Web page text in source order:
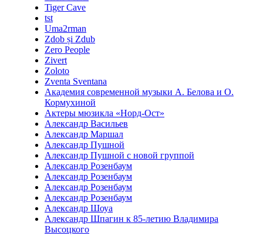
Tiger Cave
tst
Uma2rman
Zdob și Zdub
Zero People
Zivert
Zoloto
Zventa Sventana
Академия современной музыки А. Белова и О.
Кормухиной
Актеры мюзикла «Норд-Ост»
Александр Васильев
Александр Маршал
Александр Пушной
Александр Пушной с новой группой
Александр Розенбаум
Александр Розенбаум
Александр Розенбаум
Александр Розенбаум
Александр Шоуа
Александр Шпагин к 85-летию Владимира
Высоцкого